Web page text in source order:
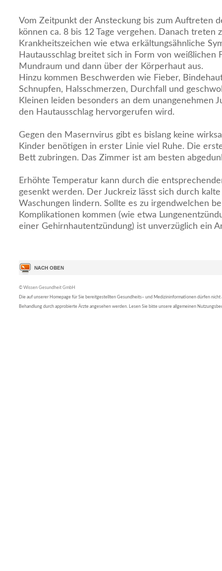
Vom Zeitpunkt der Ansteckung bis zum Auftreten
können ca. 8 bis 12 Tage vergehen. Danach treten
Krankheitszeichen wie etwa erkältungsähnliche
Hautausschlag breitet sich in Form von weißlichen
Mundraum und dann über der Körperhaut aus.
Hinzu kommen Beschwerden wie Fieber,
Schnupfen, Halsschmerzen, Durchfall und
Kleinen leiden besonders an dem unangenehmen
den Hautausschlag hervorgerufen wird.
Gegen den Masernvirus gibt es bislang keine
Kinder benötigen in erster Linie viel Ruhe. Die
Bett zubringen. Das Zimmer ist am besten
Erhöhte Temperatur kann durch die
gesenkt werden. Der Juckreiz lässt sich durch
Waschungen lindern. Sollte es zu irgendwelchen
Komplikationen kommen (wie etwa
einer Gehirnhautentzündung) ist unverzüglich ein
© Wissen Gesundheit GmbH
Die auf unserer Homepage für Sie bereitgestellten Gesundheits– und Medizininformationen dürfen nicht
Behandlung durch approbierte Ärzte angesehen werden. Lesen Sie bitte unsere allgemeinen